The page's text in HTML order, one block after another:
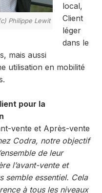
Philippe Lewit
local,
Client
léger
dans le
mais aussi
utilisation en mobilité
pour la
vente et Après-vente
Codra, notre objectif
de leur
l’avant-vente et
semble essentiel. Cela
à tous les niveaux